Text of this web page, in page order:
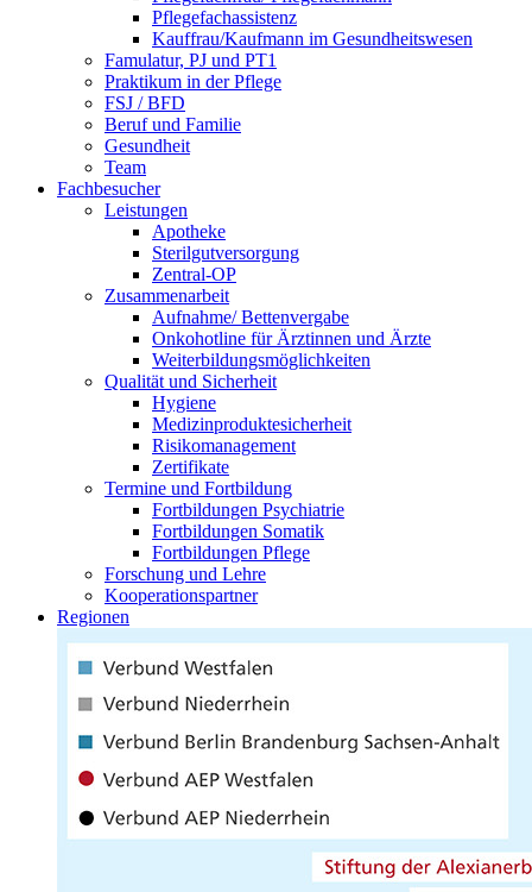
Pflegefachassistenz
Kauffrau/Kaufmann im Gesundheitswesen
Famulatur, PJ und PT1
Praktikum in der Pflege
FSJ / BFD
Beruf und Familie
Gesundheit
Team
Fachbesucher
Leistungen
Apotheke
Sterilgutversorgung
Zentral-OP
Zusammenarbeit
Aufnahme/ Bettenvergabe
Onkohotline für Ärztinnen und Ärzte
Weiterbildungsmöglichkeiten
Qualität und Sicherheit
Hygiene
Medizinproduktesicherheit
Risikomanagement
Zertifikate
Termine und Fortbildung
Fortbildungen Psychiatrie
Fortbildungen Somatik
Fortbildungen Pflege
Forschung und Lehre
Kooperationspartner
Regionen